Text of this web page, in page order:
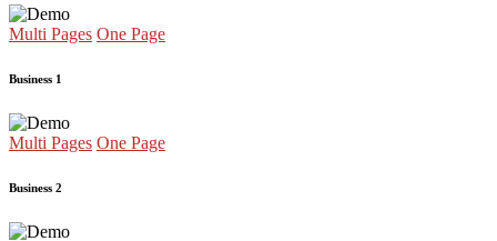
Multi Pages One Page
Business 1
Multi Pages One Page
Business 2